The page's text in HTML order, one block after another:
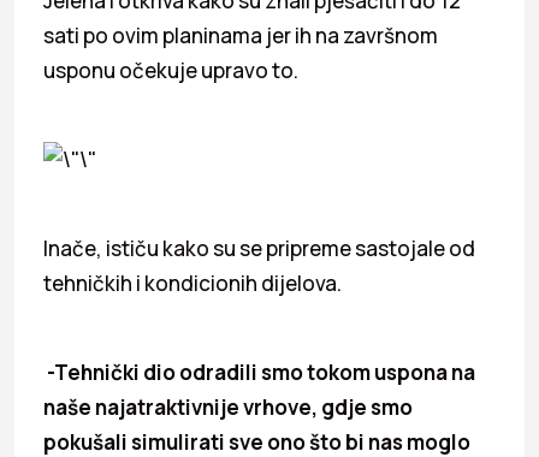
sati po ovim planinama jer ih na završnom
usponu očekuje upravo to.
Inače, ističu kako su se pripreme sastojale od
tehničkih i kondicionih dijelova.
-Tehnički dio odradili smo tokom uspona na
naše najatraktivnije vrhove, gdje smo
pokušali simulirati sve ono što bi nas moglo